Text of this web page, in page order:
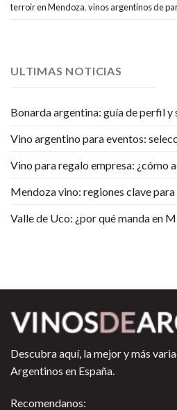
terroir en Mendoza,vinos argentinos de
ULTIMAS NOTICIAS
Bonarda argentina: guía de perfil y
Vino argentino para eventos:
Vino para regalo empresa: ¿cómo
Mendoza vino: regiones clave
Valle de Uco: ¿por qué manda en
Descubra aquí, la mejor y más
Argentinos en España.
Recomendanos: